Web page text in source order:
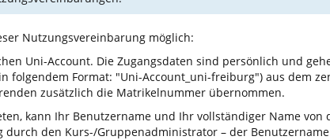
Nutzungsvereinbarung möglich:
Uni-Account. Die Zugangsdaten sind persönlich und
folgendem Format: "Uni-Account_uni-freiburg") aus dem
zusätzlich die Matrikelnummer übernommen.
kann Ihr Benutzername und Ihr vollständiger Name
den Kurs-/Gruppenadministrator – der